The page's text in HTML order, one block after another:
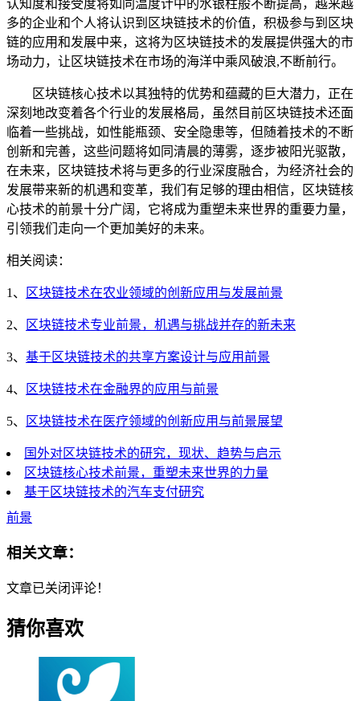
认知度和接受度将如同温度计中的水银柱般不断提高，越来越
多的企业和个人将认识到区块链技术的价值，积极参与到区块
链的应用和发展中来，这将为区块链技术的发展提供强大的市
场动力，让区块链技术在市场的海洋中乘风破浪,不断前行。
区块链核心技术以其独特的优势和蕴藏的巨大潜力，正在
深刻地改变着各个行业的发展格局，虽然目前区块链技术还面
临着一些挑战，如性能瓶颈、安全隐患等，但随着技术的不断
创新和完善，这些问题将如同清晨的薄雾，逐步被阳光驱散，
在未来，区块链技术将与更多的行业深度融合，为经济社会的
发展带来新的机遇和变革，我们有足够的理由相信，区块链核
心技术的前景十分广阔，它将成为重塑未来世界的重要力量，
引领我们走向一个更加美好的未来。
相关阅读：
1、 区块链技术在农业领域的创新应用与发展前景
2、 区块链技术专业前景，机遇与挑战并存的新未来
3、 基于区块链技术的共享方案设计与应用前景
4、 区块链技术在金融界的应用与前景
5、 区块链技术在医疗领域的创新应用与前景展望
国外对区块链技术的研究，现状、趋势与启示
区块链核心技术前景，重塑未来世界的力量
基于区块链技术的汽车支付研究
前景
相关文章：
文章已关闭评论！
猜你喜欢